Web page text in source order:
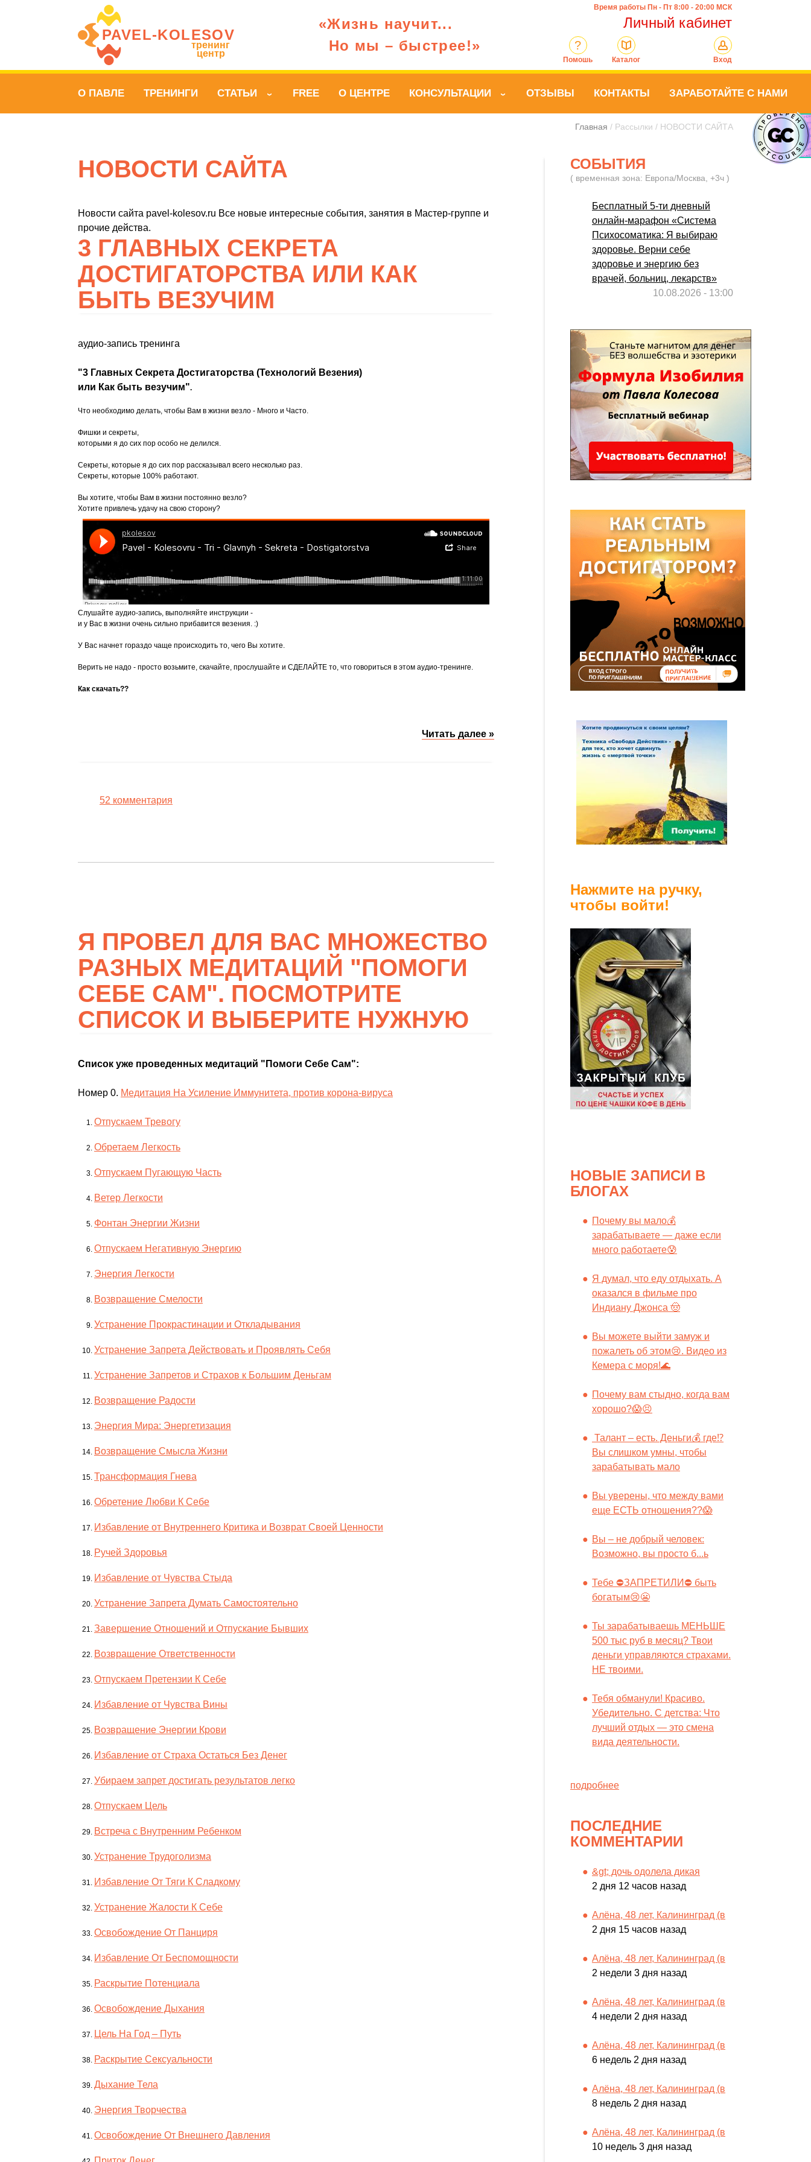
PAVEL‑KOLESOV
тренинг
центр
«Жизнь научит...
Но мы – быстрее!»
Время работы Пн - Пт 8:00 - 20:00 МСК
Личный кабинет
?
Помошь Каталог Вход
О ПАВЛЕ ТРЕНИНГИ СТАТЬИ › FREE О ЦЕНТРЕ КОНСУЛЬТАЦИИ › ОТЗЫВЫ КОНТАКТЫ ЗАРАБОТАЙТЕ С НАМИ
Главная / Рассылки / НОВОСТИ САЙТА
НОВОСТИ САЙТА
Новости сайта pavel-kolesov.ru Все новые интересные события, занятия в Мастер-группе и
прочие действа.
3 ГЛАВНЫХ СЕКРЕТА
ДОСТИГАТОРСТВА ИЛИ КАК
БЫТЬ ВЕЗУЧИМ
аудио-запись тренинга
"3 Главных Секрета Достигаторства (Технологий Везения)
или Как быть везучим".
Что необходимо делать, чтобы Вам в жизни везло - Много и Часто.
Фишки и секреты,
которыми я до сих пор особо не делился.
Секреты, которые я до сих пор рассказывал всего несколько раз.
Секреты, которые 100% работают.
Вы хотите, чтобы Вам в жизни постоянно везло?
Хотите привлечь удачу на свою сторону?
Слушайте аудио-запись, выполняйте инструкции -
и у Вас в жизни очень сильно прибавится везения. :)
У Вас начнет гораздо чаще происходить то, чего Вы хотите.
Верить не надо - просто возьмите, скачайте, прослушайте и СДЕЛАЙТЕ то, что говориться в этом аудио-тренинге.
Как скачать??
Читать далее »
52 комментария
Я ПРОВЕЛ ДЛЯ ВАС МНОЖЕСТВО
РАЗНЫХ МЕДИТАЦИЙ "ПОМОГИ
СЕБЕ САМ". ПОСМОТРИТЕ
СПИСОК И ВЫБЕРИТЕ НУЖНУЮ
Список уже проведенных медитаций "Помоги Себе Сам":
Номер 0. Медитация На Усиление Иммунитета, против корона-вируса
Отпускаем Тревогу
Обретаем Легкость
Отпускаем Пугающую Часть
Ветер Легкости
Фонтан Энергии Жизни
Отпускаем Негативную Энергию
Энергия Легкости
Возвращение Смелости
Устранение Прокрастинации и Откладывания
Устранение Запрета Действовать и Проявлять Себя
Устранение Запретов и Страхов к Большим Деньгам
Возвращение Радости
Энергия Мира: Энергетизация
Возвращение Смысла Жизни
Трансформация Гнева
Обретение Любви К Себе
Избавление от Внутреннего Критика и Возврат Своей Ценности
Ручей Здоровья
Избавление от Чувства Стыда
Устранение Запрета Думать Самостоятельно
Завершение Отношений и Отпускание Бывших
Возвращение Ответственности
Отпускаем Претензии К Себе
Избавление от Чувства Вины
Возвращение Энергии Крови
Избавление от Страха Остаться Без Денег
Убираем запрет достигать результатов легко
Отпускаем Цель
Встреча с Внутренним Ребенком
Устранение Трудоголизма
Избавление От Тяги К Сладкому
Устранение Жалости К Себе
Освобождение От Панциря
Избавление От Беспомощности
Раскрытие Потенциала
Освобождение Дыхания
Цель На Год – Путь
Раскрытие Сексуальности
Дыхание Тела
Энергия Творчества
Освобождение От Внешнего Давления
СОБЫТИЯ
( временная зона: Европа/Москва, +3ч )
Бесплатный 5-ти дневный
онлайн-марафон «Система
Психосоматика: Я выбираю
здоровье. Верни себе
здоровье и энергию без
врачей, больниц, лекарств»
10.08.2026 - 13:00
Нажмите на ручку,
чтобы войти!
НОВЫЕ ЗАПИСИ В
БЛОГАХ
Почему вы мало💰
зарабатываете — даже если
много работаете😰
Я думал, что еду отдыхать. А
оказался в фильме про
Индиану Джонса 🤠
Вы можете выйти замуж и
пожалеть об этом😢. Видео из
Кемера с моря!🌊
Почему вам стыдно, когда вам
хорошо?😱😣
Талант – есть. Деньги💰 где⁉️
Вы слишком умны, чтобы
зарабатывать мало
Вы уверены, что между вами
еще ЕСТЬ отношения??😱
Вы – не добрый человек:
Возможно, вы просто б...ь
Тебе ⛔️ЗАПРЕТИЛИ⛔️ быть
богатым😢😬
Ты зарабатываешь МЕНЬШЕ
500 тыс руб в месяц? Твои
деньги управляются страхами.
НЕ твоими.
Тебя обманули! Красиво.
Убедительно. С детства: Что
лучший отдых — это смена
вида деятельности.
подробнее
ПОСЛЕДНИЕ
КОММЕНТАРИИ
&gt; дочь одолела дикая
2 дня 12 часов назад
Алёна, 48 лет, Калининград (в
2 дня 15 часов назад
Алёна, 48 лет, Калининград (в
2 недели 3 дня назад
Алёна, 48 лет, Калининград (в
4 недели 2 дня назад
Алёна, 48 лет, Калининград (в
6 недель 2 дня назад
Алёна, 48 лет, Калининград (в
8 недель 2 дня назад
Алёна, 48 лет, Калининград (в
10 недель 3 дня назад